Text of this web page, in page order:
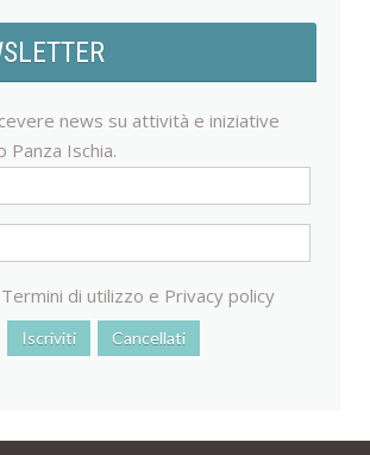
news su attività e iniziative
Panza Ischia.
Termini di utilizzo e Privacy policy